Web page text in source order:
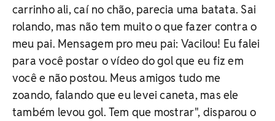
carrinho ali, caí no chão, parecia uma batata. Sai
rolando, mas não tem muito o que fazer contra o
meu pai. Mensagem pro meu pai: Vacilou! Eu falei
para você postar o vídeo do gol que eu fiz em
você e não postou. Meus amigos tudo me
zoando, falando que eu levei caneta, mas ele
também levou gol. Tem que mostrar", disparou o